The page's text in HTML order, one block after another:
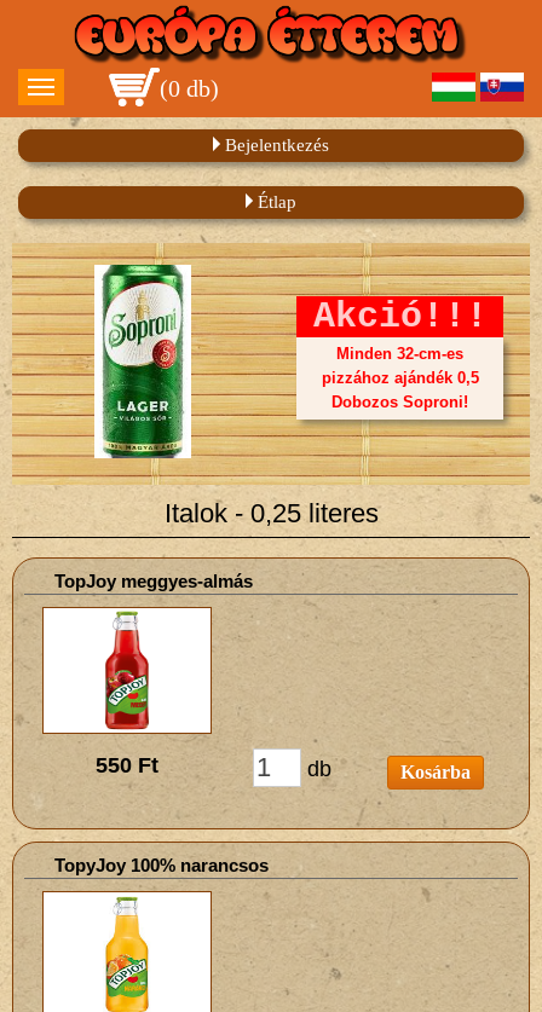
(0 db)
Bejelentkezés
Étlap
Akció!!!
Minden 32-cm-es
pizzához ajándék 0,5
Dobozos Soproni!
Italok - 0,25 literes
TopJoy meggyes-almás
550 Ft db Kosárba
TopyJoy 100% narancsos